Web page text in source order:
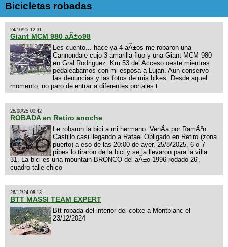
Bicicletas robadas
24/10/25 12:31
Giant MCM 980 aÃ±o98
Les cuento... hace ya 4 aÃ±os me robaron una
Cannondale cujo 3 amarilla fluo y una Giant MCM 980
en Gral Rodriguez. Km 53 del Acceso oeste mientras
pedaleabamos con mi esposa a Lujan. Aun conservo
las denuncias y las fotos de mis bikes. Desde aquel
momento, no paro de entrar a diferentes portales t
26/08/25 00:42
ROBADA en Retiro anoche
Le robaron la bici a mi hermano. VenÃ­a por RamÃ³n
Castillo casi llegando a Rafael Obligado en Retiro (zona
puerto) a eso de las 20:00 de ayer, 25/8/2025, 6 o 7
pibes lo tiraron de la bici y se la llevaron para la villa
31. La bici es una mountain BRONCO del aÃ±o 1996 rodado 26',
cuadro talle chico
26/12/24 08:13
BTT MASSI TEAM EXPERT
Btt robada del interior del cotxe a Montblanc el
23/12/2024